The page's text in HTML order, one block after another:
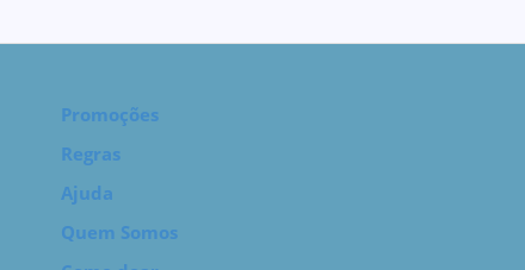
Promoções
Regras
Ajuda
Quem Somos